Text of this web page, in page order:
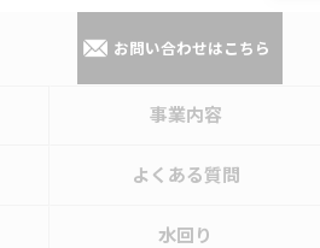
お問い合わせはこちら
事業内容
よくある質問
水回り